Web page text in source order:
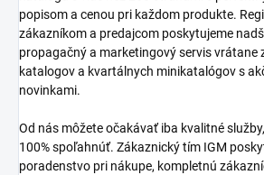
popisom a cenou pri každom produkte.
zákazníkom a predajcom poskytujeme
propagačný a marketingový servis vrátane
katalogov a kvartálnych minikatalógov s
novinkami.
Od nás môžete očakávať iba kvalitné
100% spoľahnúť. Zákaznický tím IGM
poradenstvo pri nákupe, kompletnú